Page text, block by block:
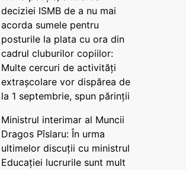
deciziei ISMB de a nu mai
acorda sumele pentru
posturile la plata cu ora din
cadrul cluburilor copiilor:
Multe cercuri de activități
extrașcolare vor dispărea de
la 1 septembrie, spun părinții
Ministrul interimar al Muncii
Dragos Pîslaru: În urma
ultimelor discuții cu ministrul
Educației lucrurile sunt mult